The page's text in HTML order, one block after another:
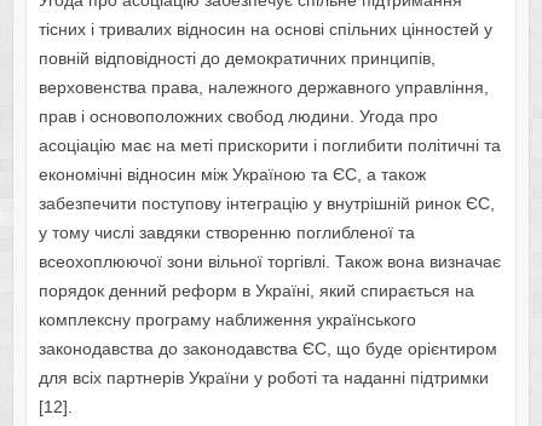
тісних і тривалих відносин на основі спільних цінностей у
повній відповідності до демократичних принципів,
верховенства права, належного державного управління,
прав і основоположних свобод людини. Угода про
асоціацію має на меті прискорити і поглибити політичні та
економічні відносин між Україною та ЄС, а також
забезпечити поступову інтеграцію у внутрішній ринок ЄС,
у тому числі завдяки створенню поглибленої та
всеохоплюючої зони вільної торгівлі. Також вона визначає
порядок денний реформ в Україні, який спирається на
комплексну програму наближення українського
законодавства до законодавства ЄС, що буде орієнтиром
для всіх партнерів України у роботі та наданні підтримки
[12].